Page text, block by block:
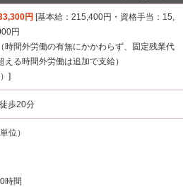
円 基本給：215,400円・資格手当：15,
円
時間外労働の有無にかかわらず、固定残業代
る時間外労働は追加で支給）
歩20分
位）
時間